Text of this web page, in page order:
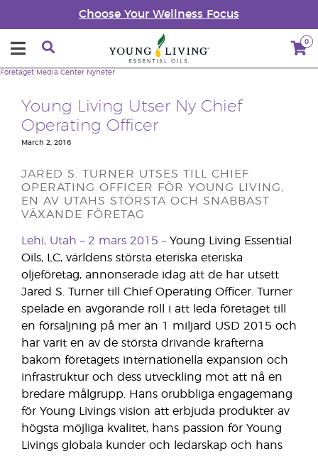
Choose Your Wellness Focus
0
Företaget Media Center Nyheter
Young Living Utser Ny Chief
Operating Officer
March 2, 2016
JARED S. TURNER UTSES TILL CHIEF
OPERATING OFFICER FÖR YOUNG LIVING,
EN AV UTAHS STÖRSTA OCH SNABBAST
VÄXANDE FÖRETAG
Lehi, Utah – 2 mars 2015 –Young Living Essential
Oils, LC, världens största eteriska eteriska
oljeföretag, annonserade idag att de har utsett
Jared S. Turner till Chief Operating Officer. Turner
spelade en avgörande roll i att leda företaget till
en försäljning på mer än 1 miljard USD 2015 och
har varit en av de största drivande krafterna
bakom företagets internationella expansion och
infrastruktur och dess utveckling mot att nå en
bredare målgrupp. Hans orubbliga engagemang
för Young Livings vision att erbjuda produkter av
högsta möjliga kvalitet, hans passion för Young
Livings globala kunder och ledarskap och hans